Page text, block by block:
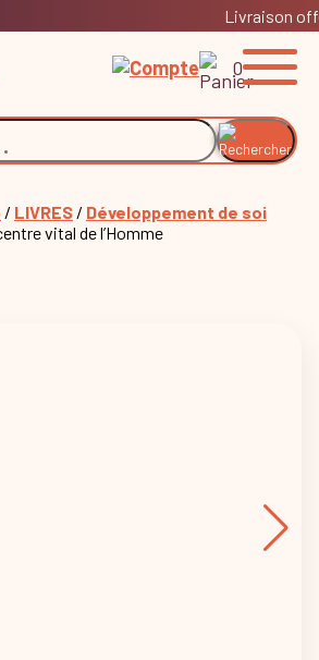
Livraison
0
/ LIVRES / Développement de soi
vital de l’Homme